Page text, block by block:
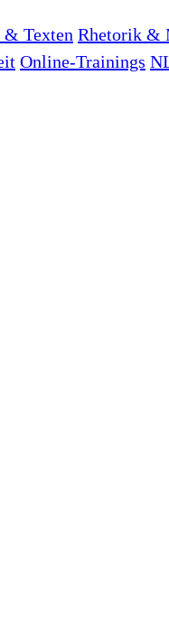
& Texten Rhetorik &
Online-Trainings